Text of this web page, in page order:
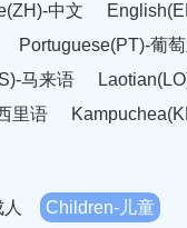
中文
Portuguese(PT)-葡
马来语
里语
Children-儿童